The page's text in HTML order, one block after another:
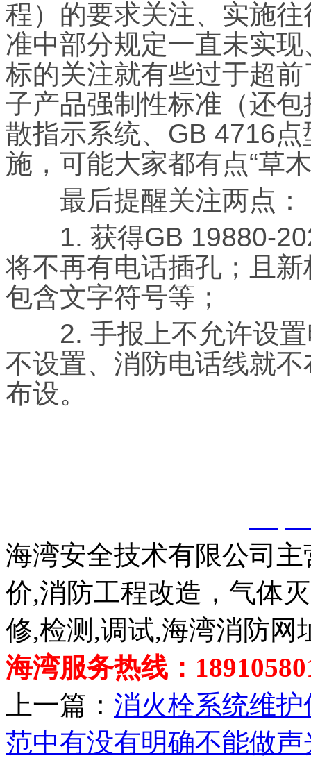
程）的要求关注、实施
准中部分规定一直未实
标的关注就有些过于超
子产品强制性标准（还
散指示系统、GB 4716
施，可能大家都有点“草
最后提醒关注两点：
1. 获得GB 19880-
将不再有电话插孔；且
包含文字符号等；
2. 手报上不允许设置
不设置、消防电话线就
布设。
海湾安全技术有限公司
价,消防工程改造，气体
修,检测,调试,海湾消防网
海湾服务热线：
上一篇： 消火栓系统维
范中有没有明确不能做